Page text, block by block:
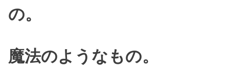
の。
魔法のようなもの。